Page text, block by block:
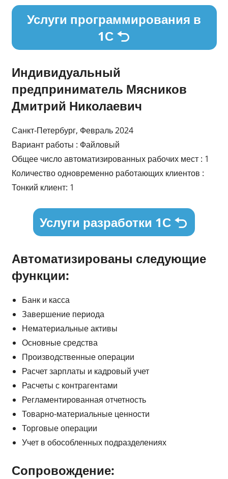
Услуги программирования в
1С
Индивидуальный
предприниматель Мясников
Дмитрий Николаевич
Санкт-Петербург, Февраль 2024
Вариант работы : Файловый
Общее число автоматизированных рабочих мест : 1
Количество одновременно работающих клиентов :
Тонкий клиент: 1
Услуги разработки 1С
Автоматизированы следующие
функции:
Банк и касса
Завершение периода
Нематериальные активы
Основные средства
Производственные операции
Расчет зарплаты и кадровый учет
Расчеты с контрагентами
Регламентированная отчетность
Товарно-материальные ценности
Торговые операции
Учет в обособленных подразделениях
Сопровождение: